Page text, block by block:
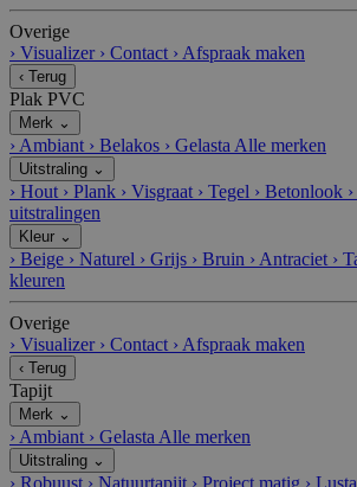
Overige
› Visualizer › Contact › Afspraak maken
‹ Terug
Plak PVC
Merk ⌄
› Ambiant › Belakos › Gelasta Alle merken
Uitstraling ⌄
› Hout › Plank › Visgraat › Tegel › Betonlook ›
uitstralingen
Kleur ⌄
› Beige › Naturel › Grijs › Bruin › Antraciet ›
kleuren
Overige
› Visualizer › Contact › Afspraak maken
‹ Terug
Tapijt
Merk ⌄
› Ambiant › Gelasta Alle merken
Uitstraling ⌄
› Robuust › Natuurtapijt › Project matig ›